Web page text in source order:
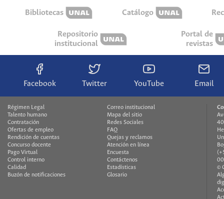
Bibliotecas Catálogo
Repositorio
institucional
Portal de
revistas
Facebook Twitter YouTube Email
Régimen Legal
Talento humano
Contratación
Ofertas de empleo
Rendición de cuentas
Concurso docente
Pago Virtual
Control interno
Calidad
Buzón de notificaciones
Correo institucional
Mapa del sitio
Redes Sociales
FAQ
Quejas y reclamos
Atención en línea
Encuesta
Contáctenos
Estadísticas
Glosario
©